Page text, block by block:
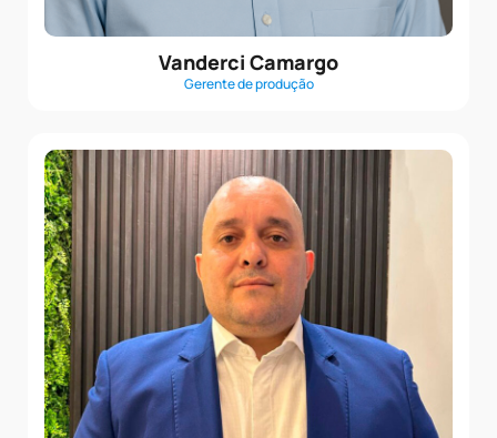
Vanderci Camargo
Gerente de produção